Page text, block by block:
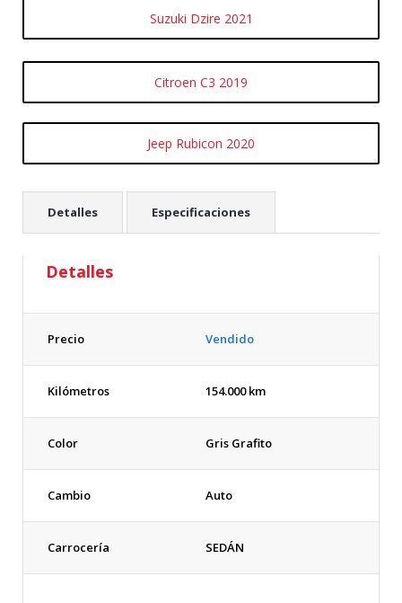
Suzuki Dzire 2021
Citroen C3 2019
Jeep Rubicon 2020
Detalles Especificaciones
Detalles
Precio Vendido
Kilómetros 154.000 km
Color Gris Grafito
Cambio Auto
Carrocería SEDÁN